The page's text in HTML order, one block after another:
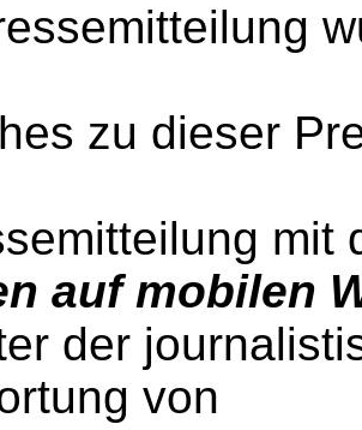
zu dieser
mit
auf mobilen
der
von